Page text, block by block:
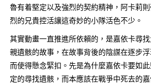
魯有着堅定以及強烈的契約精神，阿卡莉則
烈的兄貴控活讓這奇妙的小隊活色不少。
其實動畫一直推進所依賴的，是嘉依卡尋找
親遺骸的故事，在故事背後的陰謀在逐步浮
而使得懸念緊扣。先是為什麼嘉依卡要如
定的尋找遺骸，而本應該在戰爭中死去的